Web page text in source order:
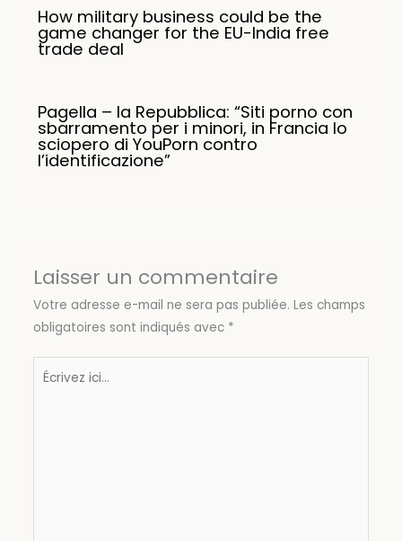
How military business could be the
game changer for the EU-India free
trade deal
Pagella – la Repubblica: “Siti porno con
sbarramento per i minori, in Francia lo
sciopero di YouPorn contro
l’identificazione”
Laisser un commentaire
Votre adresse e-mail ne sera pas publiée. Les champs
obligatoires sont indiqués avec *
Écrivez